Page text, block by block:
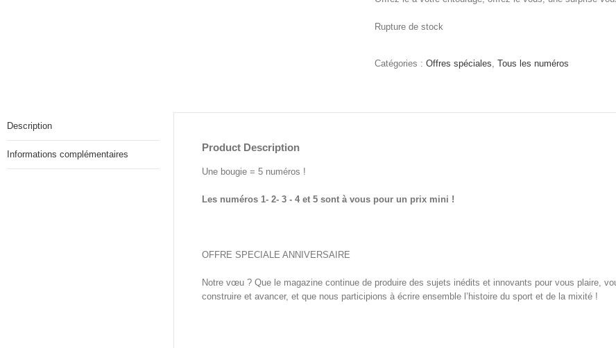
Rupture de stock
Catégories : Offres spéciales, Tous les numéros
Description
Informations complémentaires
Product Description
Une bougie = 5 numéros !
Les numéros 1- 2- 3 - 4 et 5 sont à vous pour un prix mini !
OFFRE SPECIALE ANNIVERSAIRE
Notre vœu ? Que le magazine continue de produire des sujets inédits et innovants pour vous plaire,
construire et avancer, et que nous participions à écrire ensemble l’histoire du sport et de la mixité !